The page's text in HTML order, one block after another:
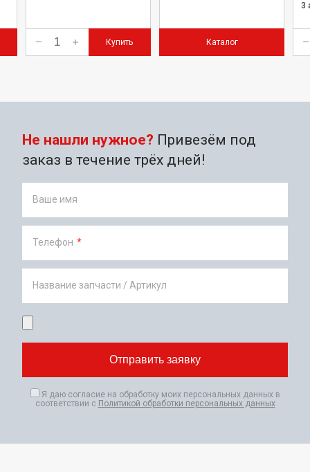
Купить Каталог
3
Не нашли нужное? Привезём под
заказ в течение трёх дней!
Ваше имя
Телефон *
Название запчасти / Артикул
Я даю согласие на обработку моих персональных данных в
соответствии с Политикой обработки персональных данных